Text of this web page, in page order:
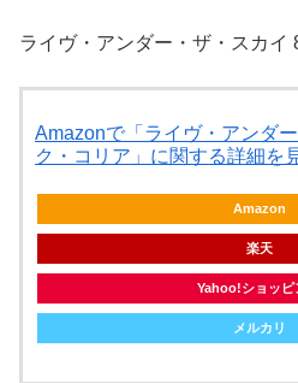
ライヴ・アンダー・ザ・スカイ
Amazonで「ライヴ・アンダ
ク・コリア」に関する詳細を
Amazon
楽天
Yahoo!ショッピ
メルカリ